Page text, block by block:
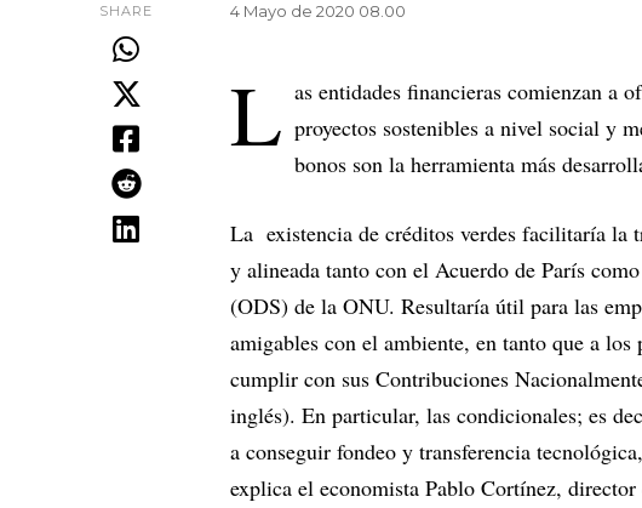
SHARE 4 Mayo de 2020 08.00
L as entidades financieras comienzan a
proyectos sostenibles a nivel social y
bonos son la herramienta más
La existencia de créditos verdes facilitaría la
y alineada tanto con el Acuerdo de París
(ODS) de la ONU. Resultaría útil para las
amigables con el ambiente, en tanto que a
cumplir con sus Contribuciones
inglés). En particular, las condicionales; es
a conseguir fondeo y transferencia
explica el economista Pablo Cortínez,